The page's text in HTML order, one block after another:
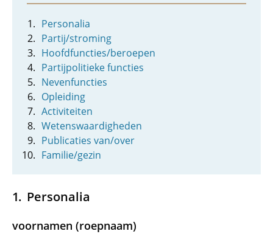
Personalia
Partij/stroming
Hoofdfuncties/beroepen
Partijpolitieke functies
Nevenfuncties
Opleiding
Activiteiten
Wetenswaardigheden
Publicaties van/over
Familie/gezin
Personalia
voornamen (roepnaam)